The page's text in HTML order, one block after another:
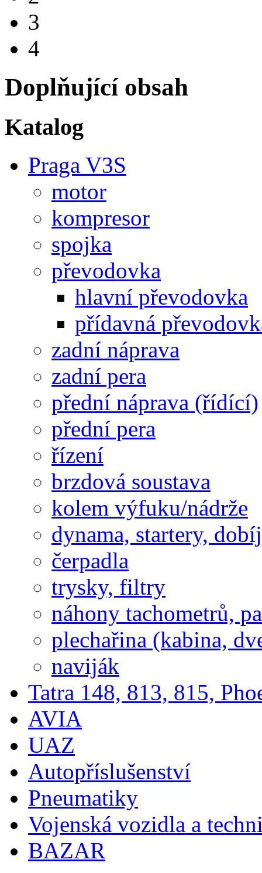
3
4
Doplňující obsah
Katalog
Praga V3S
motor
kompresor
spojka
převodovka
hlavní převodovka
přídavná
zadní náprava
zadní pera
přední náprava (řídící)
přední pera
řízení
brzdová soustava
kolem výfuku/nádrže
dynama, startery,
čerpadla
trysky, filtry
náhony tachometrů,
plechařina (kabina,
naviják
Tatra 148, 813, 815,
AVIA
UAZ
Autopříslušenství
Pneumatiky
Vojenská vozidla a
BAZAR